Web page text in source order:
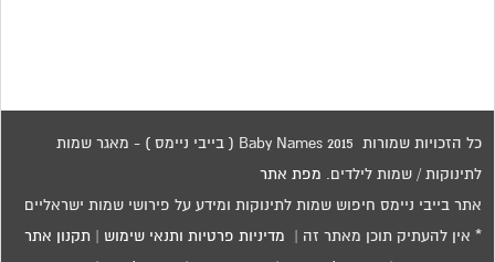
כל הזכויות שמורות 2015 Baby Names ( בייבי ניימס ) - מאגר שמות
לתינוקות / שמות לילדים. מפת אתר
אתר בייבי ניימס חיפוש שמות לתינוקות ומידע על פירושי שמות ישראליים
* אין להעתיק תוכן מאתר זה | מדיניות פרטיות ותנאי שימוש תקנון אתר